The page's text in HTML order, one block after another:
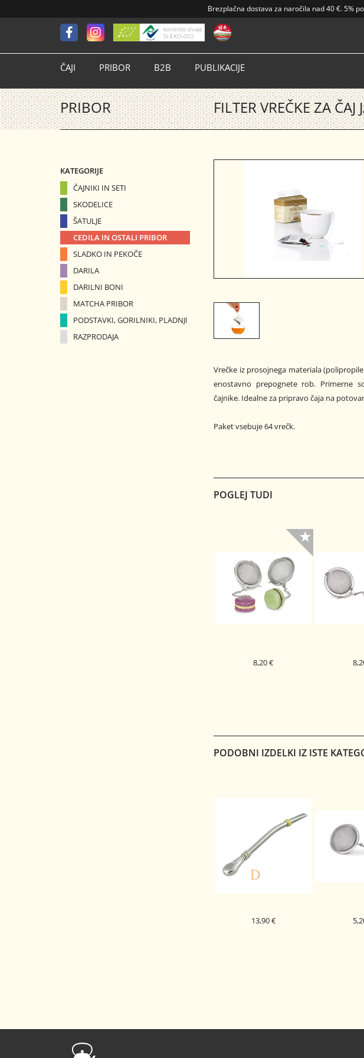
Brezplačna dostava za naročila nad40 €.5%
kontrolo izvaja
SI-EKO-002
ČAJI PRIBOR B2B PUBLIKACIJE
KATEGORIJE
ČAJNIKI IN SETI
SKODELICE
ŠATULJE
CEDILA IN OSTALI PRIBOR
SLADKO IN PEKOČE
DARILA
DARILNI BONI
MATCHA PRIBOR
PODSTAVKI, GORILNIKI, PLADNJI
RAZPRODAJA
PRIBOR FILTER VREČKE ZA ČAJ
Vrečke iz prosojnega materiala (polipropilen), v katere nasujete čaj in
enostavno prepognete rob. Primerne
čajnike. Idealne za pripravo čaja na
Paket vsebuje 64 vrečk.
POGLEJ TUDI
8,20 €
PODOBNI IZDELKI IZ ISTE
13,90 €